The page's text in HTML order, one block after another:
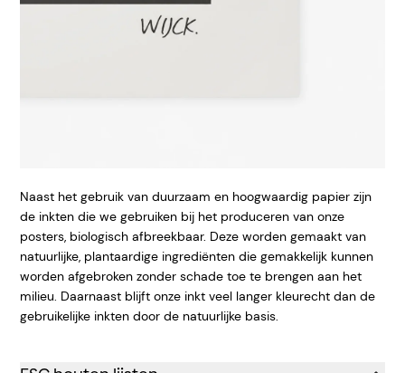
Naast het gebruik van duurzaam en hoogwaardig papier zijn
de inkten die we gebruiken bij het produceren van onze
posters, biologisch afbreekbaar. Deze worden gemaakt van
natuurlijke, plantaardige ingrediënten die gemakkelijk kunnen
worden afgebroken zonder schade toe te brengen aan het
milieu. Daarnaast blijft onze inkt veel langer kleurecht dan de
gebruikelijke inkten door de natuurlijke basis.